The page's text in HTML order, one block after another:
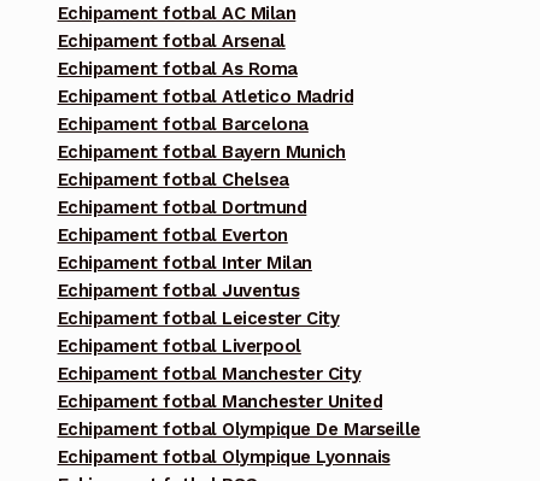
Echipament fotbal AC Milan
Echipament fotbal Arsenal
Echipament fotbal As Roma
Echipament fotbal Atletico Madrid
Echipament fotbal Barcelona
Echipament fotbal Bayern Munich
Echipament fotbal Chelsea
Echipament fotbal Dortmund
Echipament fotbal Everton
Echipament fotbal Inter Milan
Echipament fotbal Juventus
Echipament fotbal Leicester City
Echipament fotbal Liverpool
Echipament fotbal Manchester City
Echipament fotbal Manchester United
Echipament fotbal Olympique De Marseille
Echipament fotbal Olympique Lyonnais